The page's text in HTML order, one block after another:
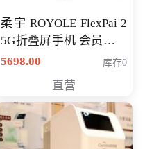
柔宇 ROYOLE FlexPai 2
5G折叠屏手机 会员专享
购买价格 4998元
5698.00 库存0
直营